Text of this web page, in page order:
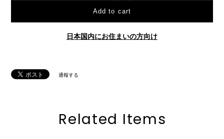
Add to cart
日本国内にお住まいの方向け
通報する
Related Items